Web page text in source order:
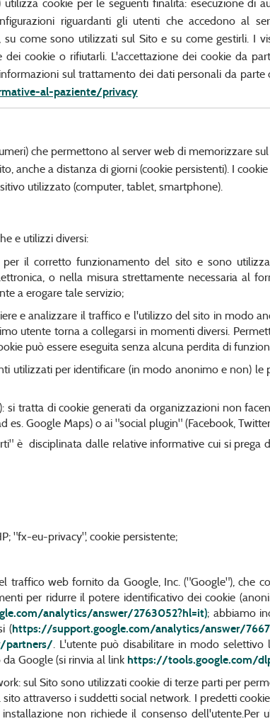
utilizza cookie per le seguenti finalità: esecuzione di
riguardanti gli utenti che accedono al
come sono utilizzati sul Sito e su come gestirli. I
cookie o rifiutarli. L'accettazione dei cookie da
sul trattamento dei dati personali da
al-paziente/privacy
che permettono al server web di memorizzare
anche a distanza di giorni (cookie persistenti). I
utilizzato (computer, tablet, smartphone).
e utilizzi diversi:
per il corretto funzionamento del sito e sono
o nella misura strettamente necessaria al
a erogare tale servizio;
e analizzare il traffico e l'utilizzo del sito in modo
utente torna a collegarsi in momenti diversi.
può essere eseguita senza alcuna perdita di
utilizzati per identificare (in modo anonimo e non)
tratta di cookie generati da organizzazioni non
Google Maps) o ai "social plugin" (Facebook,
è disciplinata dalle relative informative cui si prega
"fx-eu-privacy", cookie persistente;
traffico web fornito da Google, Inc. ("Google"), che
per ridurre il potere identificativo dei cookie
analytics/answer/2763052?hl=it); abbiamo
(https://support.google.com/analytics/answer/
partners/. L'utente può disabilitare in modo
Google (si rinvia al link https://tools.google.com/
sul Sito sono utilizzati cookie di terze parti per
attraverso i suddetti social network. I predetti
non richiede il consenso dell'utente.Per